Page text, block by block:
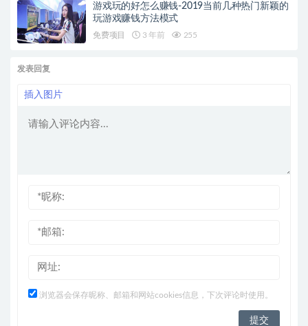
游戏玩的好怎么赚钱-2019当前几种热门新颖的
玩游戏赚钱方法模式
免费项目 3 年前 255
发表回复
插入图片
浏览器会保存昵称、邮箱和网站cookies信息，下次评论时使用。